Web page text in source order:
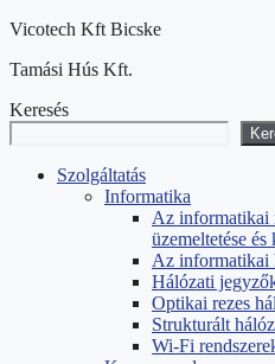
Vicotech Kft Bicske
Tamási Hús Kft.
Keresés
Szolgáltatás
Informatika
Az informatikai
üzemeltetése és
Az informatikai
Hálózati
Optikai rezes
Strukturált
Wi-Fi